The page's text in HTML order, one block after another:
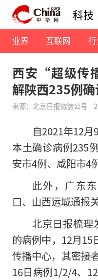
科技
业界 互联网
西安“超级传
解陕西235例
来源：北京日报微信公号
自2021年12
本土确诊病例235
安市4例、咸阳市4例
此外，广东
口、山西运城通报
北京日报梳理
的病例中，12月15
传播中心，其密接
16日病例1/2/4、